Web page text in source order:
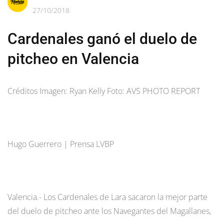
27/10/2018
Cardenales ganó el duelo de
pitcheo en Valencia
Créditos Imagen: Ryan Kelly Foto: AVS PHOTO REPORT
Hugo Guerrero | Prensa LVBP
Valencia.- Los Cardenales de Lara sacaron la mejor parte
del duelo de pitcheo ante los Navegantes del Magallanes,